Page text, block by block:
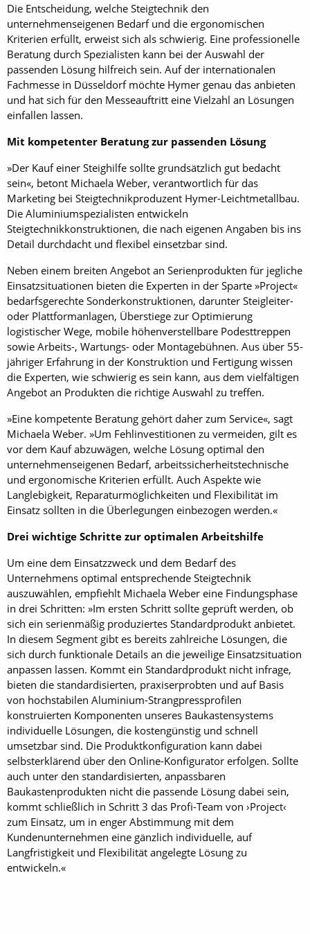
Die Entscheidung, welche Steigtechnik den
unternehmenseigenen Bedarf und die ergonomischen
Kriterien erfüllt, erweist sich als schwierig. Eine professionelle
Beratung durch Spezialisten kann bei der Auswahl der
passenden Lösung hilfreich sein. Auf der internationalen
Fachmesse in Düsseldorf möchte Hymer genau das anbieten
und hat sich für den Messeauftritt eine Vielzahl an Lösungen
einfallen lassen.
Mit kompetenter Beratung zur passenden Lösung
»Der Kauf einer Steighilfe sollte grundsätzlich gut bedacht
sein«, betont Michaela Weber, verantwortlich für das
Marketing bei Steigtechnikproduzent Hymer-Leichtmetallbau.
Die Aluminiumspezialisten entwickeln
Steigtechnikkonstruktionen, die nach eigenen Angaben bis ins
Detail durchdacht und flexibel einsetzbar sind.
Neben einem breiten Angebot an Serienprodukten für jegliche
Einsatzsituationen bieten die Experten in der Sparte »Project«
bedarfsgerechte Sonderkonstruktionen, darunter Steigleiter-
oder Plattformanlagen, Überstiege zur Optimierung
logistischer Wege, mobile höhenverstellbare Podesttreppen
sowie Arbeits-, Wartungs- oder Montagebühnen. Aus über 55-
jähriger Erfahrung in der Konstruktion und Fertigung wissen
die Experten, wie schwierig es sein kann, aus dem vielfältigen
Angebot an Produkten die richtige Auswahl zu treffen.
»Eine kompetente Beratung gehört daher zum Service«, sagt
Michaela Weber. »Um Fehlinvestitionen zu vermeiden, gilt es
vor dem Kauf abzuwägen, welche Lösung optimal den
unternehmenseigenen Bedarf, arbeitssicherheitstechnische
und ergonomische Kriterien erfüllt. Auch Aspekte wie
Langlebigkeit, Reparaturmöglichkeiten und Flexibilität im
Einsatz sollten in die Überlegungen einbezogen werden.«
Drei wichtige Schritte zur optimalen Arbeitshilfe
Um eine dem Einsatzzweck und dem Bedarf des
Unternehmens optimal entsprechende Steigtechnik
auszuwählen, empfiehlt Michaela Weber eine Findungsphase
in drei Schritten: »Im ersten Schritt sollte geprüft werden, ob
sich ein serienmäßig produziertes Standardprodukt anbietet.
In diesem Segment gibt es bereits zahlreiche Lösungen, die
sich durch funktionale Details an die jeweilige Einsatzsituation
anpassen lassen. Kommt ein Standardprodukt nicht infrage,
bieten die standardisierten, praxiserprobten und auf Basis
von hochstabilen Aluminium-Strangpressprofilen
konstruierten Komponenten unseres Baukastensystems
individuelle Lösungen, die kostengünstig und schnell
umsetzbar sind. Die Produktkonfiguration kann dabei
selbsterklärend über den Online-Konfigurator erfolgen. Sollte
auch unter den standardisierten, anpassbaren
Baukastenprodukten nicht die passende Lösung dabei sein,
kommt schließlich in Schritt 3 das Profi-Team von ›Project‹
zum Einsatz, um in enger Abstimmung mit dem
Kundenunternehmen eine gänzlich individuelle, auf
Langfristigkeit und Flexibilität angelegte Lösung zu
entwickeln.«